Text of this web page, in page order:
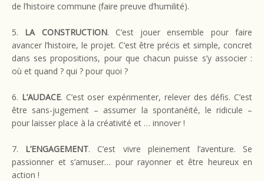
de l’histoire commune (faire preuve d’humilité).
5. LA CONSTRUCTION. C’est jouer ensemble pour faire
avancer l’histoire, le projet. C’est être précis et simple, concret
dans ses propositions, pour que chacun puisse s’y associer :
où et quand ? qui ? pour quoi ?
6. L’AUDACE. C’est oser expérimenter, relever des défis. C’est
être sans-jugement – assumer la spontanéité, le ridicule –
pour laisser place à la créativité et … innover !
7. L’ENGAGEMENT. C’est vivre pleinement l’aventure. Se
passionner et s’amuser… pour rayonner et être heureux en
action !